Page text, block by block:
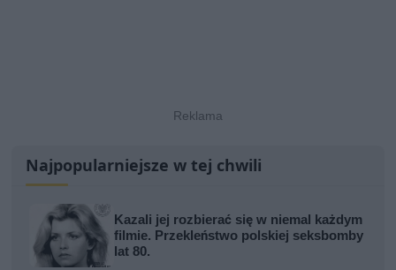
Najpopularniejsze w tej chwili
Kazali jej rozbierać się w niemal każdym
filmie. Przekleństwo polskiej seksbomby
lat 80.